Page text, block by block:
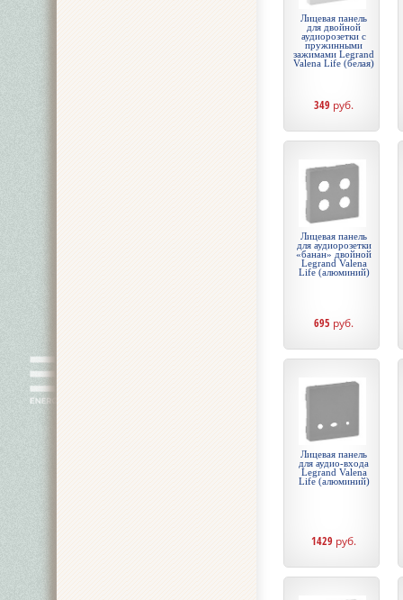
Лицевая панель
для двойной
аудиорозетки с
пружинными
зажимами Legrand
Valena Life (белая)
349 руб.
Лицевая панель
для аудиорозетки
«банан» двойной
Legrand Valena
Life (алюминий)
695 руб.
Лицевая панель
для аудио-входа
Legrand Valena
Life (алюминий)
1429 руб.